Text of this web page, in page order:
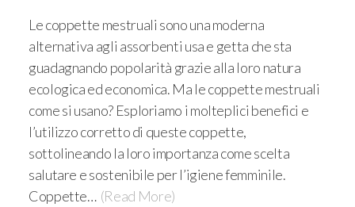
Le coppette mestruali sono una moderna
alternativa agli assorbenti usa e getta che sta
guadagnando popolarità grazie alla loro natura
ecologica ed economica. Ma le coppette mestruali
come si usano? Esploriamo i molteplici benefici e
l’utilizzo corretto di queste coppette,
sottolineando la loro importanza come scelta
salutare e sostenibile per l’igiene femminile.
Coppette… (Read More)